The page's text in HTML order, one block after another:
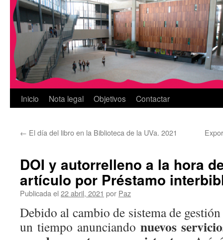
Inicio Nota legal Objetivos Contactar
← El día del libro en la Biblioteca de la UVa. 2021
DOI y autorrelleno a la hora
artículo por Préstamo
Publicada el 22 abril, 2021 por Paz
Debido al cambio de sistema de
un tiempo anunciando nuevos